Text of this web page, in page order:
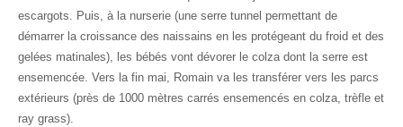
escargots. Puis, à la nurserie (une serre tunnel permettant de
démarrer la croissance des naissains en les protégeant du froid et des
gelées matinales), les bébés vont dévorer le colza dont la serre est
ensemencée. Vers la fin mai, Romain va les transférer vers les parcs
extérieurs (près de 1000 mètres carrés ensemencés en colza, trèfle et
ray grass).